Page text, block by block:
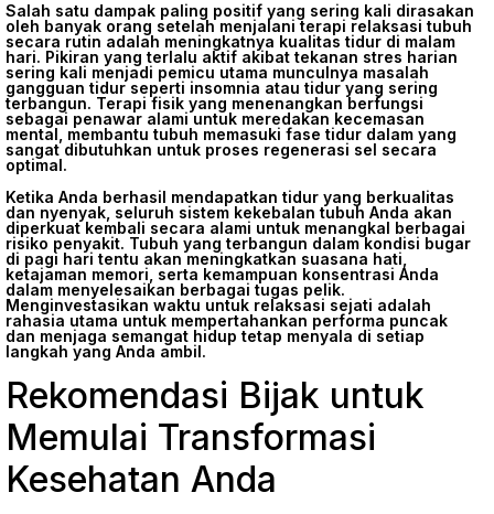
Salah satu dampak paling positif yang sering kali dirasakan
oleh banyak orang setelah menjalani terapi relaksasi tubuh
secara rutin adalah meningkatnya kualitas tidur di malam
hari. Pikiran yang terlalu aktif akibat tekanan stres harian
sering kali menjadi pemicu utama munculnya masalah
gangguan tidur seperti insomnia atau tidur yang sering
terbangun. Terapi fisik yang menenangkan berfungsi
sebagai penawar alami untuk meredakan kecemasan
mental, membantu tubuh memasuki fase tidur dalam yang
sangat dibutuhkan untuk proses regenerasi sel secara
optimal.
Ketika Anda berhasil mendapatkan tidur yang berkualitas
dan nyenyak, seluruh sistem kekebalan tubuh Anda akan
diperkuat kembali secara alami untuk menangkal berbagai
risiko penyakit. Tubuh yang terbangun dalam kondisi bugar
di pagi hari tentu akan meningkatkan suasana hati,
ketajaman memori, serta kemampuan konsentrasi Anda
dalam menyelesaikan berbagai tugas pelik.
Menginvestasikan waktu untuk relaksasi sejati adalah
rahasia utama untuk mempertahankan performa puncak
dan menjaga semangat hidup tetap menyala di setiap
langkah yang Anda ambil.
Rekomendasi Bijak untuk
Memulai Transformasi
Kesehatan Anda